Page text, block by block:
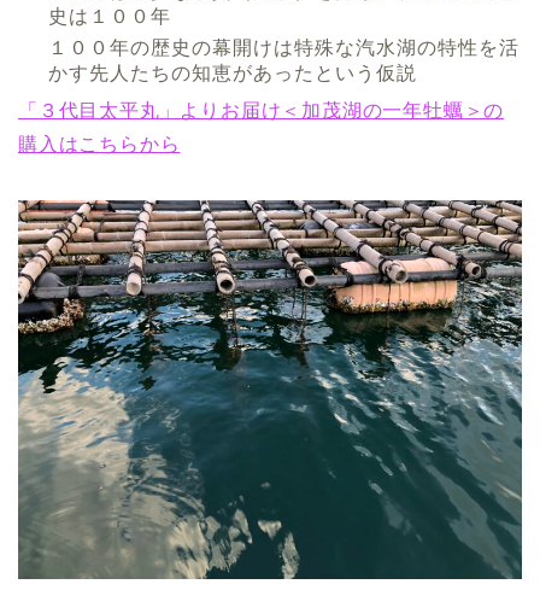
史は１００年
１００年の歴史の幕開けは特殊な汽水湖の特性を活
かす先人たちの知恵があったという仮説
「３代目太平丸」よりお届け＜加茂湖の一年牡蠣＞の
購入はこちらから